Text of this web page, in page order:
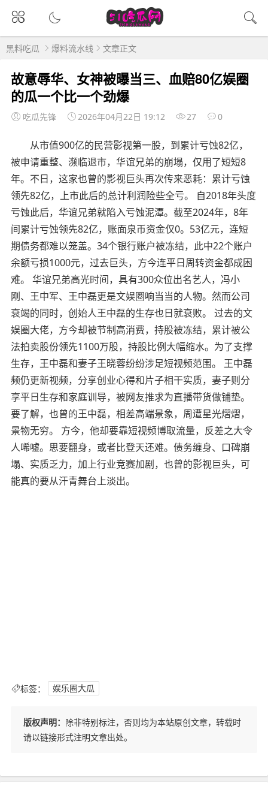
黑料吃瓜 爆料流水线 文章正文
故意辱华、女神被曝当三、血赔80亿娱圈
的瓜一个比一个劲爆
吃瓜先锋 2026年04月22日 19:12 27 0
从市值900亿的民营影视第一股，到累计亏蚀82亿，
被申请重整、濒临退市，华谊兄弟的崩塌，仅用了短短8
年。不日，这家也曾的影视巨头再次传来恶耗：累计亏蚀
领先82亿，上市此后的总计利润险些全亏。 自2018年头度
亏蚀此后，华谊兄弟就陷入亏蚀泥潭。截至2024年，8年
间累计亏蚀领先82亿，账面泉币资金仅0。53亿元，连短
期债务都难以笼盖。34个银行账户被冻结，此中22个账户
余额亏损1000元，过去巨头，方今连平日周转资金都成困
难。 华谊兄弟高光时间，具有300众位出名艺人，冯小
刚、王中军、王中磊更是文娱圈响当当的人物。然而公司
衰竭的同时，创始人王中磊的生存也日就衰败。 过去的文
娱圈大佬，方今却被节制高消费，持股被冻结，累计被公
法拍卖股份领先1100万股，持股比例大幅缩水。为了支撑
生存，王中磊和妻子王晓蓉纷纷涉足短视频范围。 王中磊
频仍更新视频，分享创业心得和片子相干实质，妻子则分
享平日生存和家庭训导，被网友推求为直播带货做铺垫。
要了解，也曾的王中磊，相差高端景象，周遭星光熠熠，
景物无穷。 方今，他却要靠短视频博取流量，反差之大令
人唏嘘。思要翻身，或者比登天还难。债务缠身、口碑崩
塌、实质乏力，加上行业竞赛加剧，也曾的影视巨头，可
能真的要从汗青舞台上淡出。
标签： 娱乐圈大瓜
版权声明： 除非特别标注，否则均为本站原创文章，转载时
请以链接形式注明文章出处。